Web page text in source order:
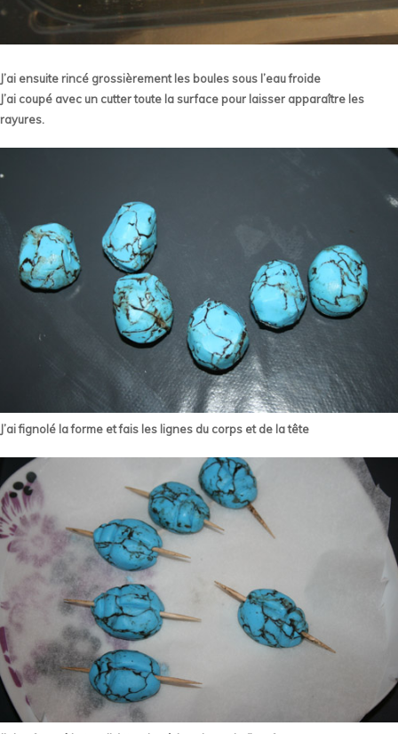
J’ai ensuite rincé grossièrement les boules sous l’eau froide
J’ai coupé avec un cutter toute la surface pour laisser apparaître les
rayures.
J’ai fignolé la forme et fais les lignes du corps et de la tête